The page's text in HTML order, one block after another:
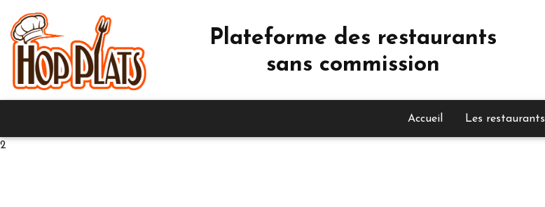
Plateforme des restaurants
sans commission
Accueil Les restaurants
2